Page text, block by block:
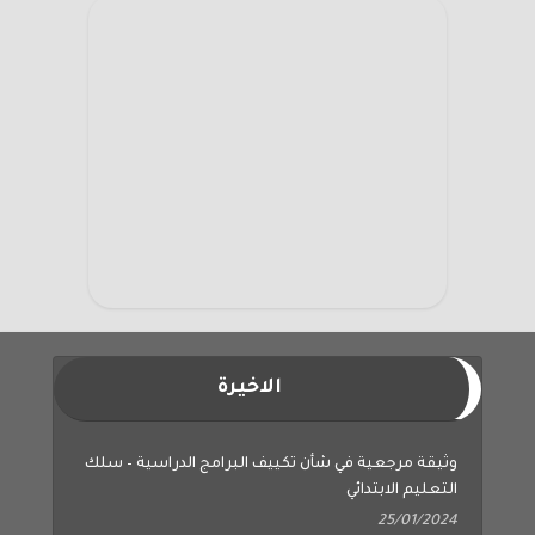
الاخيرة
وثيقة مرجعية في شأن تكييف البرامج الدراسية – سلك
التعليم الابتدائي
25/01/2024